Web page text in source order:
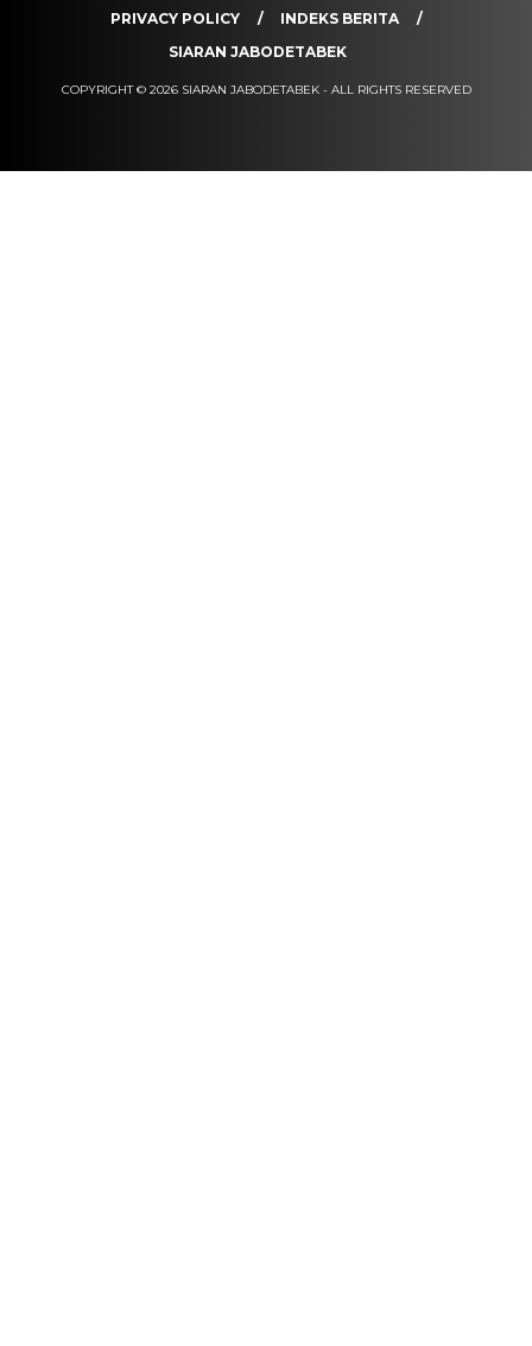
PRIVACY POLICY
INDEKS BERITA
SIARAN JABODETABEK
COPYRIGHT © 2026 SIARAN JABODETABEK - ALL RIGHTS RESERVED